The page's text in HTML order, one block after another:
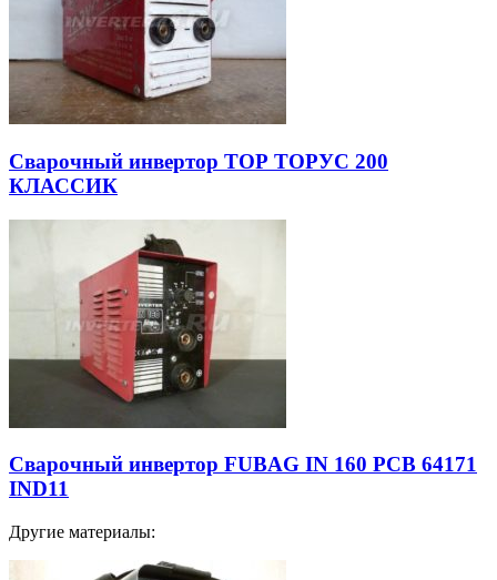
Cварочный инвертор ТОР ТОРУС 200
КЛАССИК
Сварочный инвертор FUBAG IN 160 PCB 64171
IND11
Другие материалы: